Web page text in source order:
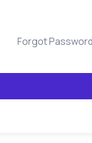
Forgot